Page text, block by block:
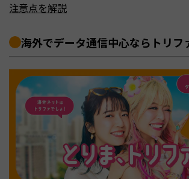
注意点を解説
海外でデータ通信中心ならトリフ